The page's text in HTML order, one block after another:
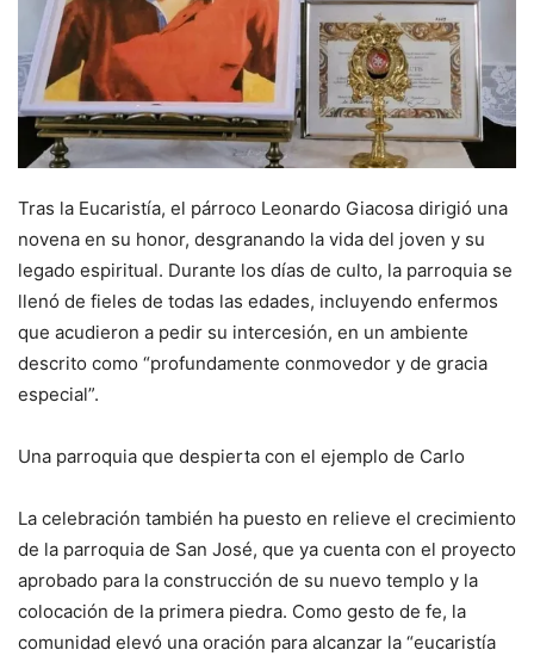
Tras la Eucaristía, el párroco Leonardo Giacosa dirigió una
novena en su honor, desgranando la vida del joven y su
legado espiritual. Durante los días de culto, la parroquia se
llenó de fieles de todas las edades, incluyendo enfermos
que acudieron a pedir su intercesión, en un ambiente
descrito como “profundamente conmovedor y de gracia
especial”.
Una parroquia que despierta con el ejemplo de Carlo
La celebración también ha puesto en relieve el crecimiento
de la parroquia de San José, que ya cuenta con el proyecto
aprobado para la construcción de su nuevo templo y la
colocación de la primera piedra. Como gesto de fe, la
comunidad elevó una oración para alcanzar la “eucaristía